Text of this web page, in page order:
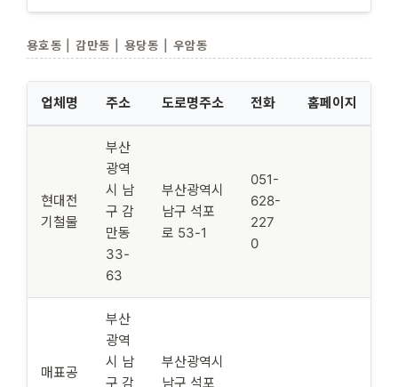
용호동 | 감만동 | 용당동 | 우암동
업체명 주소 도로명주소 전화 홈페이지
현대전
기철물
부산
광역
시 남
구 감
만동
33-
63
부산광역시
남구 석포
로 53-1
051-
628-
227
0
매표공
부산
광역
시 남
구 감
부산광역시
남구 석포